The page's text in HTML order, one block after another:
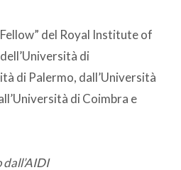
del Royal Institute of
di
di Palermo, dall’Università
di Coimbra e